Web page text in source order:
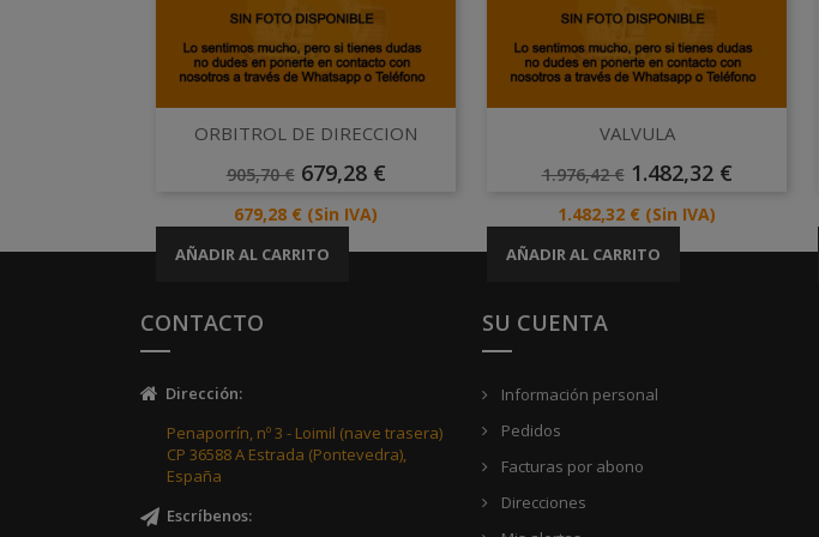
Vista rápida
ORBITROL DE DIRECCION
Precio
905,70 € Precio
679,28 €
Precio
679,28 € (Sin IVA)
AÑADIR AL CARRITO
Vista rápida
VALVULA
Precio
1.976,42 € Precio
1.482,32 €
Precio
1.482,32 € (Sin IVA)
AÑADIR AL CARRITO
CONTACTO
Dirección:
Penaporrín, nº 3 - Loimil (nave trasera)
CP 36588 A Estrada (Pontevedra),
España
Escríbenos:
SU CUENTA
Información personal
Pedidos
Facturas por abono
Direcciones